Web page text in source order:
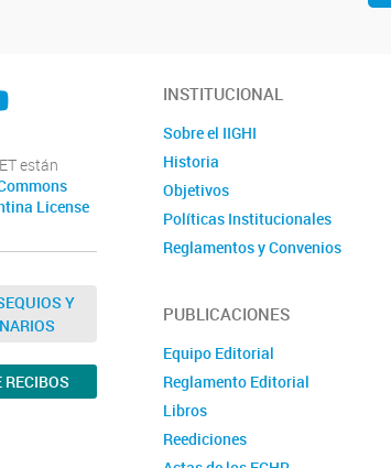
de Youtube
están
License
Y
RECIBOS
INSTITUCIONAL
Sobre el IIGHI
Historia
Objetivos
Políticas Institucionales
Reglamentos y Convenios
Ubicación
PUBLICACIONES
Equipo Editorial
Reglamento Editorial
Libros
Reediciones